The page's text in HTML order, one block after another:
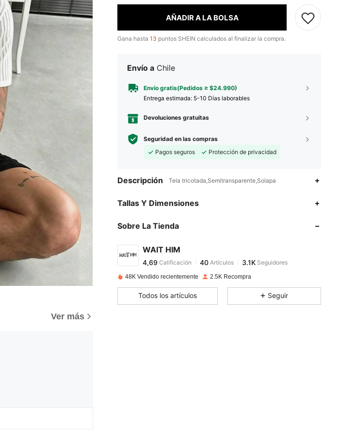
Ver más
AÑADIR A LA BOLSA
Gana hasta 13 puntos SHEIN calculados al finalizar la compra.
Envío a Chile
Envío gratis(Pedidos ≥ $24.990)
Entrega estimada: 5-10 Días laborables
Devoluciones gratuitas
Seguridad en las compras
Pagos seguros
Protección de privacidad
Descripción Tela tricotada,Semitransparente,Solapa
Tallas Y Dimensiones
Sobre La Tienda
WAIT HIM
4,69
m***6pagó Hace 1 día
48K Vendido recientemente 2.5K Recompra
Todos los artículos Seguir